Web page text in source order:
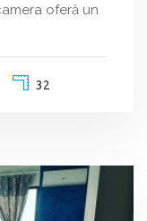
oferă un
32